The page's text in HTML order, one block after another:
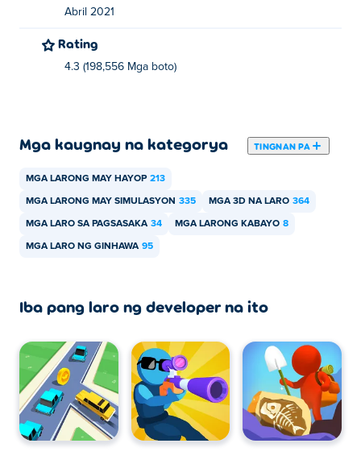
Abril 2021
Rating
4.3 (198,556 Mga boto)
Mga kaugnay na kategorya TINGNAN PA
MGA LARONG MAY HAYOP 213
MGA LARONG MAY SIMULASYON 335 MGA 3D NA LARO 364
MGA LARO SA PAGSASAKA 34 MGA LARONG KABAYO 8
MGA LARO NG GINHAWA 95
Iba pang laro ng developer na ito